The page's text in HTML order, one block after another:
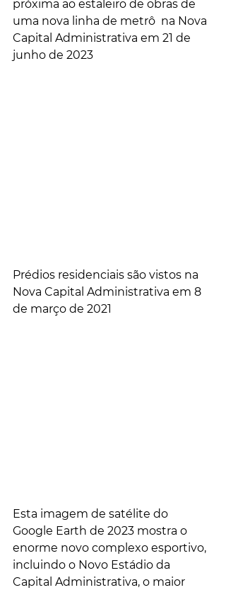
próxima ao estaleiro de obras de
uma nova linha de metrô  na Nova
Capital Administrativa em 21 de
junho de 2023
Prédios residenciais são vistos na
Nova Capital Administrativa em 8
de março de 2021
Esta imagem de satélite do
Google Earth de 2023 mostra o
enorme novo complexo esportivo,
incluindo o Novo Estádio da
Capital Administrativa, o maior